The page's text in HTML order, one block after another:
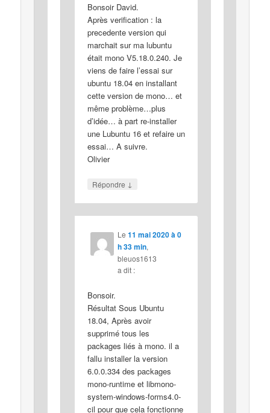
Bonsoir David.
Après verification : la
precedente version qui
marchait sur ma lubuntu
était mono V5.18.0.240. Je
viens de faire l’essai sur
ubuntu 18.04 en installant
cette version de mono… et
même problème…plus
d’idée… à part re-installer
une Lubuntu 16 et refaire un
essai… A suivre.
Olivier
Répondre ↓
Le 11 mai 2020 à 0
h 33 min,
bleuos1613
a dit :
Bonsoir.
Résultat Sous Ubuntu
18.04, Après avoir
supprimé tous les
packages liés à mono. il a
fallu installer la version
6.0.0.334 des packages
mono-runtime et libmono-
system-windows-forms4.0-
cil pour que cela fonctionne